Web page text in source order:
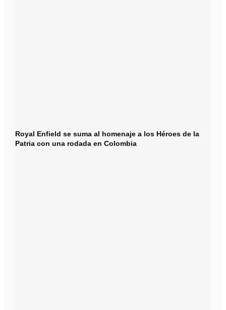
Royal Enfield se suma al homenaje a los Héroes de la
Patria con una rodada en Colombia